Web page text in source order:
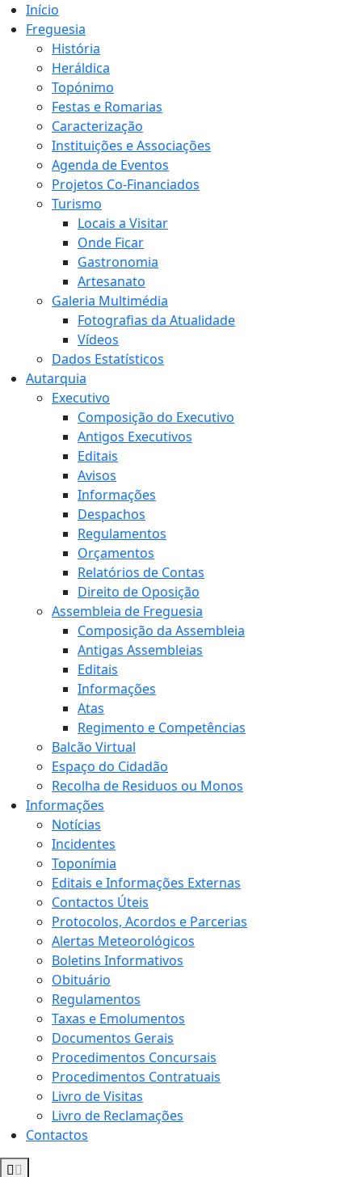
Início
Freguesia
História
Heráldica
Topónimo
Festas e Romarias
Caracterização
Instituições e Associações
Agenda de Eventos
Projetos Co-Financiados
Turismo
Locais a Visitar
Onde Ficar
Gastronomia
Artesanato
Galeria Multimédia
Fotografias da Atualidade
Vídeos
Dados Estatísticos
Autarquia
Executivo
Composição do Executivo
Antigos Executivos
Editais
Avisos
Informações
Despachos
Regulamentos
Orçamentos
Relatórios de Contas
Direito de Oposição
Assembleia de Freguesia
Composição da Assembleia
Antigas Assembleias
Editais
Informações
Atas
Regimento e Competências
Balcão Virtual
Espaço do Cidadão
Recolha de Residuos ou Monos
Informações
Notícias
Incidentes
Toponímia
Editais e Informações Externas
Contactos Úteis
Protocolos, Acordos e Parcerias
Alertas Meteorológicos
Boletins Informativos
Obituário
Regulamentos
Taxas e Emolumentos
Documentos Gerais
Procedimentos Concursais
Procedimentos Contratuais
Livro de Visitas
Livro de Reclamações
Contactos